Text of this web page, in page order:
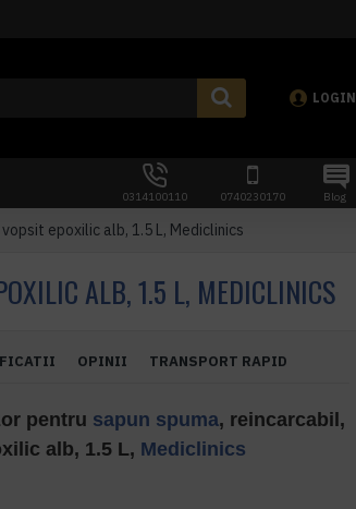
LOGIN
0314100110 0740230170 Blog
epoxilic alb, 1.5 L, Mediclinics
ALB, 1.5 L, MEDICLINICS
OPINII TRANSPORT RAPID
pentru sapun spuma, reincarcabil,
alb, 1.5 L, Mediclinics